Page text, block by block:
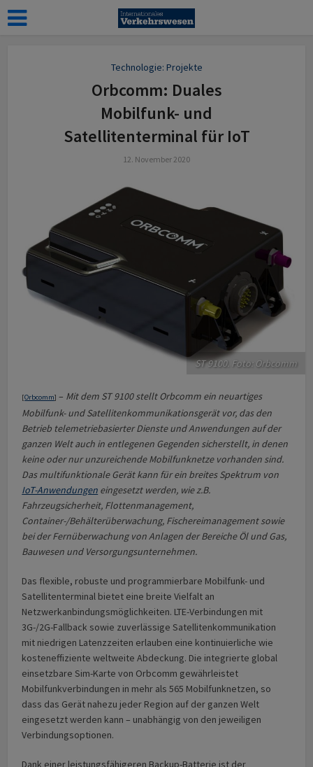
Technologie: Projekte
Orbcomm: Duales
Mobilfunk- und
Satellitenterminal für IoT
12. November 2020
ST 9100. Foto: Orbcomm
[Orbcomm] – Mit dem ST 9100 stellt Orbcomm ein neuartiges
Mobilfunk- und Satellitenkommunikationsgerät vor, das den
Betrieb telemetriebasierter Dienste und Anwendungen auf der
ganzen Welt auch in entlegenen Gegenden sicherstellt, in denen
keine oder nur unzureichende Mobilfunknetze vorhanden sind.
Das multifunktionale Gerät kann für ein breites Spektrum von
IoT-Anwendungen eingesetzt werden, wie z.B.
Fahrzeugsicherheit, Flottenmanagement,
Container-/Behälterüberwachung, Fischereimanagement sowie
bei der Fernüberwachung von Anlagen der Bereiche Öl und Gas,
Bauwesen und Versorgungsunternehmen.
Das flexible, robuste und programmierbare Mobilfunk- und
Satellitenterminal bietet eine breite Vielfalt an
Netzwerkanbindungsmöglichkeiten. LTE-Verbindungen mit
3G-/2G-Fallback sowie zuverlässige Satellitenkommunikation
mit niedrigen Latenzzeiten erlauben eine kontinuierliche wie
kosteneffiziente weltweite Abdeckung. Die integrierte global
einsetzbare Sim-Karte von Orbcomm gewährleistet
Mobilfunkverbindungen in mehr als 565 Mobilfunknetzen, so
dass das Gerät nahezu jeder Region auf der ganzen Welt
eingesetzt werden kann – unabhängig von den jeweiligen
Verbindungsoptionen.
Dank einer leistungsfähigeren Backup-Batterie ist der